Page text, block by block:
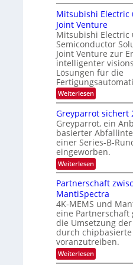
r
e
n
d
s
s
t
e
n
H
a
l
b
j
a
h
a
r
t
z
n
i
m
m
t
i
n
d
e
r
D
A
C
H
-
I
n
d
u
s
t
r
i
e
z
u
p
t
i
k
-
K
u
r
s
v
o
n
P
h
o
t
o
n
i
c
s
H
u
b
Mitsubishi Electric
Joint Venture
Mitsubishi Electric
Semiconductor
Joint Venture zur
intelligenter
Lösungen für die
Weiterlesen:
M
t
s
u
b
i
s
h
i
E
l
e
c
t
r
i
c
u
n
Greyparrot sichert
Greyparrot, ein
basierter
einer Series-B-
eingeworben.
Weiterlesen:
G
r
e
y
p
a
r
r
o
t
s
i
Partnerschaft
MantiSpectra
4K-MEMS und
eine Partnerschaft
die Umsetzung
durch chipbasierte
voranzutreiben.
Weiterlesen:
P